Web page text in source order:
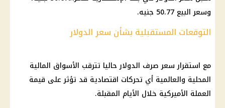
وسعر البيع 50.77 جنيه.
التوقعات المستقبلية بشأن سعر الدولار
مع استقرار سعر صرف الدولار حاليا تترقب الأسواق المالية
المحلية والعالمية أي تحركات اقتصادية قد تؤثر على قيمة
العملة الأميركية خلال الأيام المقبلة.